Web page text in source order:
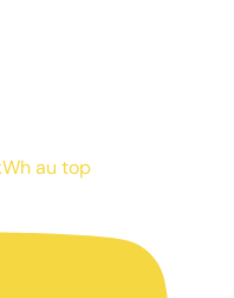
au top